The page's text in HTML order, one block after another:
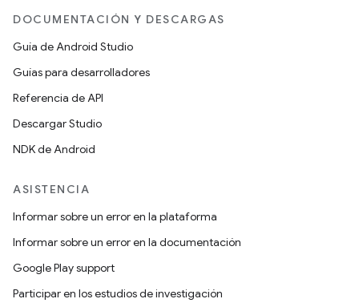
DOCUMENTACIÓN Y DESCARGAS
Guía de Android Studio
Guías para desarrolladores
Referencia de API
Descargar Studio
NDK de Android
ASISTENCIA
Informar sobre un error en la plataforma
Informar sobre un error en la documentación
Google Play support
Participar en los estudios de investigación